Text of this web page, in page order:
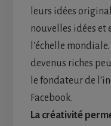
leurs idées
nouvelles idées et
l’échelle
devenus riches
le fondateur de
Facebook.
La créativité